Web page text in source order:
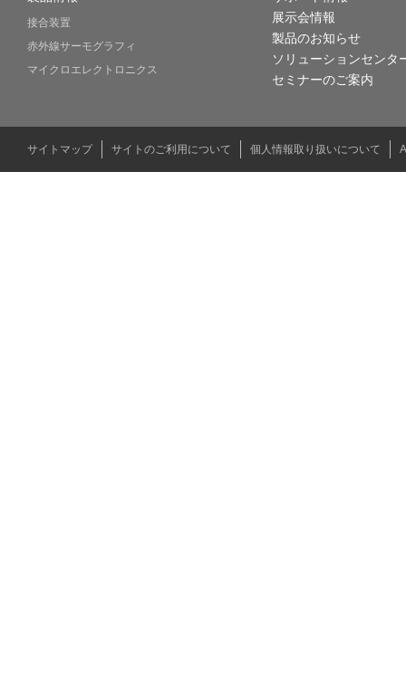
接合装置
赤外線サーモグラフィ
マイクロエレクトロニクス
展示会情報
製品のお知らせ
ソリューションセンタ
セミナーのご案内
サイトマップ サイトのご利用について 個人情報取り扱いについて